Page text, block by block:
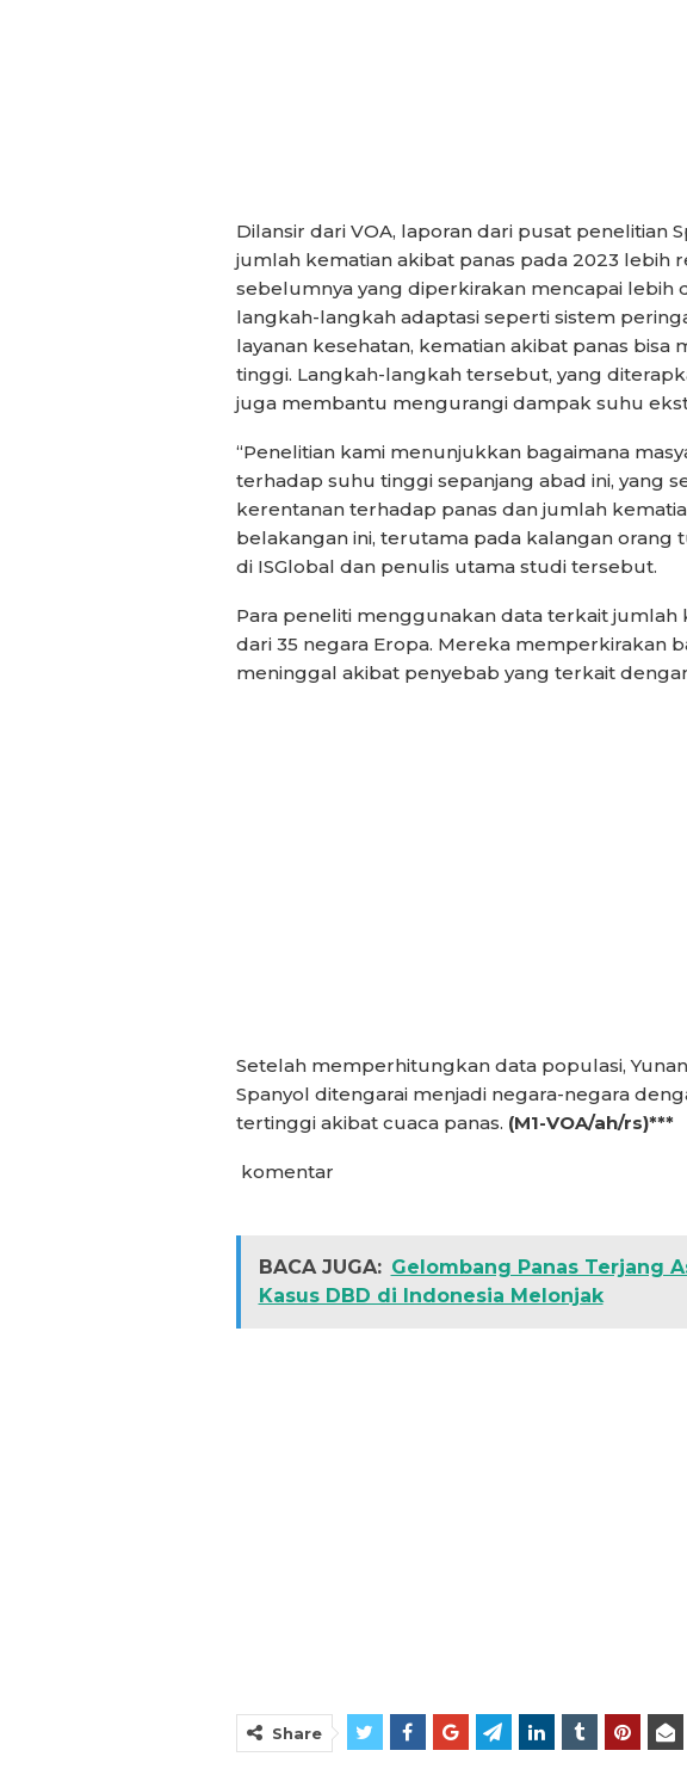
Dilansir dari VOA, laporan dari pusat penelitian
jumlah kematian akibat panas pada 2023 lebih
sebelumnya yang diperkirakan mencapai lebih
langkah-langkah adaptasi seperti sistem
layanan kesehatan, kematian akibat panas bisa
tinggi. Langkah-langkah tersebut, yang
juga membantu mengurangi dampak suhu
“Penelitian kami menunjukkan bagaimana
terhadap suhu tinggi sepanjang abad ini, yang
kerentanan terhadap panas dan jumlah
belakangan ini, terutama pada kalangan orang
di ISGlobal dan penulis utama studi tersebut.
Para peneliti menggunakan data terkait jumlah
dari 35 negara Eropa. Mereka memperkirakan
meninggal akibat penyebab yang terkait
Setelah memperhitungkan data populasi,
Spanyol ditengarai menjadi negara-negara
tertinggi akibat cuaca panas. (M1-VOA/ah/rs)***
komentar
BACA JUGA: Gelombang Panas Terjang
Kasus DBD di Indonesia Melonjak
Share